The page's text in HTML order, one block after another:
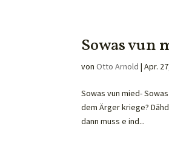
Sowas
vonOtto Arnold |Apr.
Sowas vun mied-
dem Ärger kriege?
dann muss e ind...